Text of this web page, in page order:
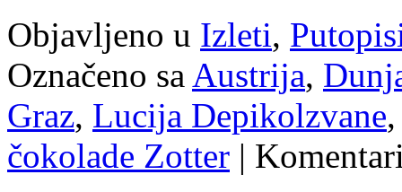
Objavljeno u Izleti,
Označeno sa Austrija,
Graz, Lucija Depikolzvane
čokolade Zotter |